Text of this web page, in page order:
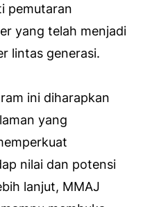
pemutaran
yang telah menjadi
lintas generasi.
ini diharapkan
yang
nilai dan potensi
lanjut, MMAJ